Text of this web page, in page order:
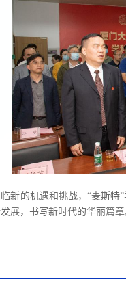
新的机遇和挑战，“麦斯
展，书写新时代的华丽篇章